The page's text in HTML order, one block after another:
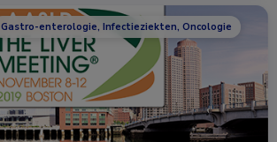
Gastro-enterologie, Infectieziekten, Oncologie